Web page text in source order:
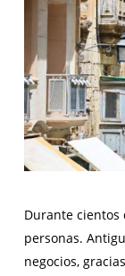
Durante cientos
personas.
negocios,